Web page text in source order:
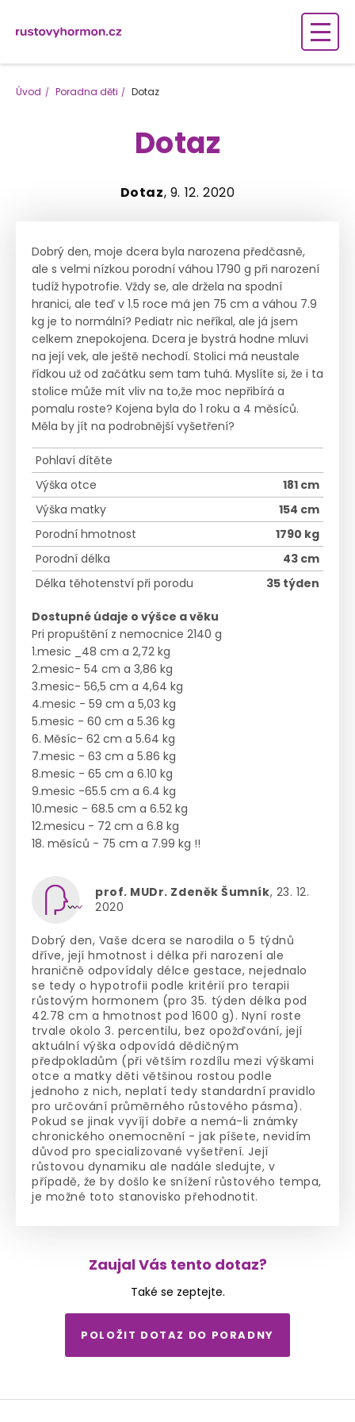
Úvod Poradna děti Dotaz
Dotaz
Dotaz, 9. 12. 2020
Dobrý den, moje dcera byla narozena předčasně,
ale s velmi nízkou porodní váhou 1790 g při narození
tudíž hypotrofie. Vždy se, ale držela na spodní
hranici, ale teď v 1.5 roce má jen 75 cm a váhou 7.9
kg je to normální? Pediatr nic neříkal, ale já jsem
celkem znepokojena. Dcera je bystrá hodne mluvi
na její vek, ale ještě nechodí. Stolici má neustale
řídkou už od začátku sem tam tuhá. Myslíte si, že i ta
stolice může mít vliv na to,že moc nepřibírá a
pomalu roste? Kojena byla do 1 roku a 4 měsíců.
Měla by jít na podrobnější vyšetření?
Pohlaví dítěte
Výška otce
181 cm
Výška matky
154 cm
Porodní hmotnost
1790 kg
Porodní délka
43 cm
Délka těhotenství při porodu
35 týden
Dostupné údaje o výšce a věku
Pri propuštění z nemocnice 2140 g
1.mesic _48 cm a 2,72 kg
2.mesic- 54 cm a 3,86 kg
3.mesic- 56,5 cm a 4,64 kg
4.mesic - 59 cm a 5,03 kg
5.mesic - 60 cm a 5.36 kg
6. Měsíc- 62 cm a 5.64 kg
7.mesic - 63 cm a 5.86 kg
8.mesic - 65 cm a 6.10 kg
9.mesic -65.5 cm a 6.4 kg
10.mesic - 68.5 cm a 6.52 kg
12.mesicu - 72 cm a 6.8 kg
18. měsíců - 75 cm a 7.99 kg !!
prof. MUDr. Zdeněk Šumník, 23. 12.
2020
Dobrý den, Vaše dcera se narodila o 5 týdnů
dříve, její hmotnost i délka při narození ale
hraničně odpovídaly délce gestace, nejednalo
se tedy o hypotrofii podle kritérií pro terapii
růstovým hormonem (pro 35. týden délka pod
42.78 cm a hmotnost pod 1600 g). Nyní roste
trvale okolo 3. percentilu, bez opožďování, její
aktuální výška odpovídá dědičným
předpokladům (při větším rozdílu mezi výškami
otce a matky děti většinou rostou podle
jednoho z nich, neplatí tedy standardní pravidlo
pro určování průměrného růstového pásma).
Pokud se jinak vyvíjí dobře a nemá-li známky
chronického onemocnění - jak píšete, nevidím
důvod pro specializované vyšetření. Její
růstovou dynamiku ale nadále sledujte, v
případě, že by došlo ke snížení růstového tempa,
je možné toto stanovisko přehodnotit.
Zaujal Vás tento dotaz?
Také se zeptejte.
POLOŽIT DOTAZ DO PORADNY